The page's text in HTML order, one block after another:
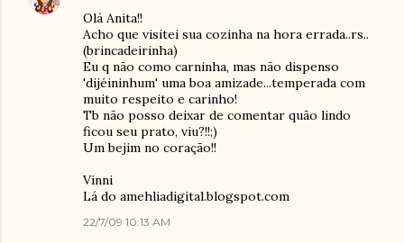
Olá Anita!!
Acho que visitei sua cozinha na hora errada..rs..
(brincadeirinha)
Eu q não como carninha, mas não dispenso
'dijéininhum' uma boa amizade...temperada com
muito respeito e carinho!
Tb não posso deixar de comentar quão lindo
ficou seu prato, viu?!!;)
Um bejim no coração!!
Vinni
Lá do amehliadigital.blogspot.com
22/7/09 10:13 AM